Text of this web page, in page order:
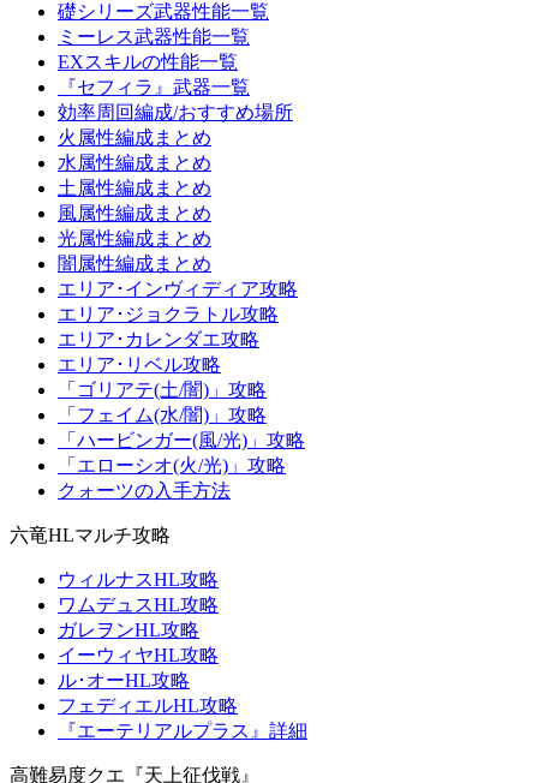
礎シリーズ武器性能一覧
ミーレス武器性能一覧
EXスキルの性能一覧
『セフィラ』武器一覧
効率周回編成/おすすめ場所
火属性編成まとめ
水属性編成まとめ
土属性編成まとめ
風属性編成まとめ
光属性編成まとめ
闇属性編成まとめ
エリア･インヴィディア攻略
エリア･ジョクラトル攻略
エリア･カレンダエ攻略
エリア･リベル攻略
「ゴリアテ(土/闇)」攻略
「フェイム(水/闇)」攻略
「ハービンガー(風/光)」攻略
「エローシオ(火/光)」攻略
クォーツの入手方法
六竜HLマルチ攻略
ウィルナスHL攻略
ワムデュスHL攻略
ガレヲンHL攻略
イーウィヤHL攻略
ル･オーHL攻略
フェディエルHL攻略
『エーテリアルプラス』詳細
高難易度クエ『天上征伐戦』